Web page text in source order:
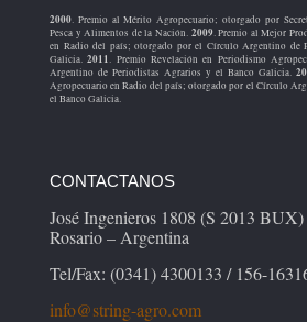
2000. Premio al Mérito Agropecuario; otorgado por
Pesca y Alimentos de la Nación. 2009. Premio al Mejor
en Radio del país; otorgado por el Círculo Argentino de
Galicia.2011. Premio Revelación en Periodismo
Argentino de Periodistas Agrarios y el Banco Galicia.
Agropecuario en Radio del país; otorgado por el Círculo
el Banco Galicia.
CONTACTANOS
José Ingenieros 1808 (S 2013 BUX)
Rosario – Argentina
Tel/Fax: (0341) 4300133 / 156-
info@string-agro.com